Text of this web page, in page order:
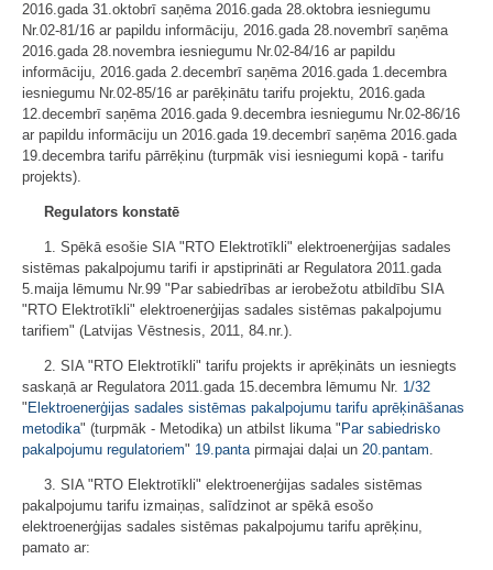
2016.gada 31.oktobrī saņēma 2016.gada 28.oktobra iesniegumu
Nr.02-81/16 ar papildu informāciju, 2016.gada 28.novembrī saņēma
2016.gada 28.novembra iesniegumu Nr.02-84/16 ar papildu
informāciju, 2016.gada 2.decembrī saņēma 2016.gada 1.decembra
iesniegumu Nr.02-85/16 ar parēķinātu tarifu projektu, 2016.gada
12.decembrī saņēma 2016.gada 9.decembra iesniegumu Nr.02-86/16
ar papildu informāciju un 2016.gada 19.decembrī saņēma 2016.gada
19.decembra tarifu pārrēķinu (turpmāk visi iesniegumi kopā - tarifu
projekts).
Regulators konstatē
1. Spēkā esošie SIA "RTO Elektrotīkli" elektroenerģijas sadales
sistēmas pakalpojumu tarifi ir apstiprināti ar Regulatora 2011.gada
5.maija lēmumu Nr.99 "Par sabiedrības ar ierobežotu atbildību SIA
"RTO Elektrotīkli" elektroenerģijas sadales sistēmas pakalpojumu
tarifiem" (Latvijas Vēstnesis, 2011, 84.nr.).
2. SIA "RTO Elektrotīkli" tarifu projekts ir aprēķināts un iesniegts
saskaņā ar Regulatora 2011.gada 15.decembra lēmumu Nr. 1/32
" Elektroenerģijas sadales sistēmas pakalpojumu tarifu aprēķināšanas
metodika" (turpmāk - Metodika) un atbilst likuma " Par sabiedrisko
pakalpojumu regulatoriem" 19.pantapirmajai daļai un 20.pantam.
3. SIA "RTO Elektrotīkli" elektroenerģijas sadales sistēmas
pakalpojumu tarifu izmaiņas, salīdzinot ar spēkā esošo
elektroenerģijas sadales sistēmas pakalpojumu tarifu aprēķinu,
pamato ar: